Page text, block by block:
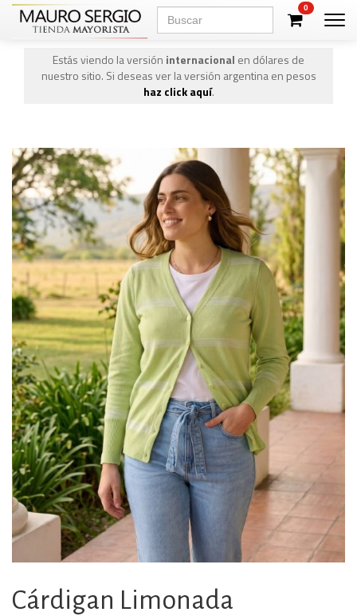
0
Estás viendo la versión internacional en dólares de
nuestro sitio. Si deseas ver la versión argentina en pesos
haz click aquí.
Cárdigan Limonada